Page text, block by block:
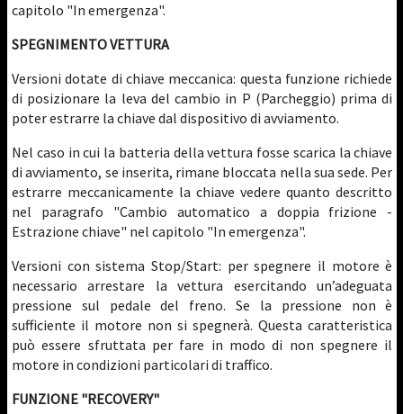
capitolo "In emergenza".
SPEGNIMENTO VETTURA
Versioni dotate di chiave meccanica: questa funzione richiede
di posizionare la leva del cambio in P (Parcheggio) prima di
poter estrarre la chiave dal dispositivo di avviamento.
Nel caso in cui la batteria della vettura fosse scarica la chiave
di avviamento, se inserita, rimane bloccata nella sua sede. Per
estrarre meccanicamente la chiave vedere quanto descritto
nel paragrafo "Cambio automatico a doppia frizione -
Estrazione chiave" nel capitolo "In emergenza".
Versioni con sistema Stop/Start: per spegnere il motore è
necessario arrestare la vettura esercitando un’adeguata
pressione sul pedale del freno. Se la pressione non è
sufficiente il motore non si spegnerà. Questa caratteristica
può essere sfruttata per fare in modo di non spegnere il
motore in condizioni particolari di traffico.
FUNZIONE "RECOVERY"